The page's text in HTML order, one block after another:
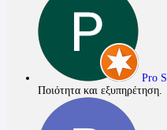
Pro S
Ποιότητα και εξυπηρέτηση.